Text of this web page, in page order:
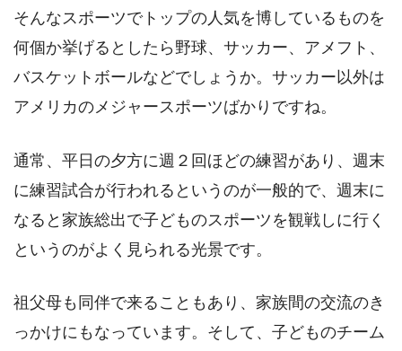
そんなスポーツでトップの人気を博しているものを
何個か挙げるとしたら野球、サッカー、アメフト、
バスケットボールなどでしょうか。サッカー以外は
アメリカのメジャースポーツばかりですね。
通常、平日の夕方に週２回ほどの練習があり、週末
に練習試合が行われるというのが一般的で、週末に
なると家族総出で子どものスポーツを観戦しに行く
というのがよく見られる光景です。
祖父母も同伴で来ることもあり、家族間の交流のき
っかけにもなっています。そして、子どものチーム